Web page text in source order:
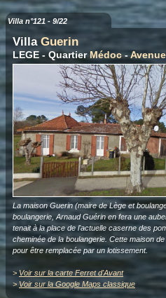
Villa n°121 - 9/22
VillaGuerin
LEGE - QuartierMédoc-
La maison Guerin (maire de Lège et
boulangerie, Arnaud Guérin en fera une
tenait à la place de l'actuelle caserne des
cheminée de la boulangerie. Cette maison
pour être remplacée par un lotissement.
> Voir sur la carte Ferret d'Avant
> Voir sur la Google Maps classique